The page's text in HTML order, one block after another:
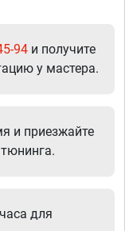
94 и получите
у мастера.
и приезжайте
для